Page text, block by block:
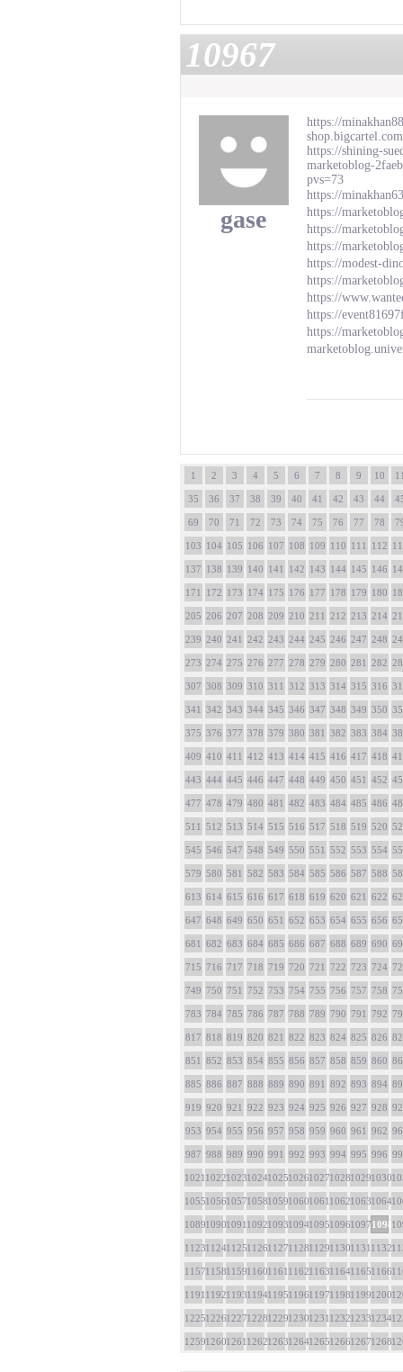
10967
gase
https://
https://shining-
marketoblog-
pvs=73
https://
https://
https://
https://
https://modest-
https://
https://
https://
https://
1 2 3 4 5 6 7 8 9 10
35 36 37 38 39 40 41 42 43 44
69 70 71 72 73 74 75 76 77 78
103 104 105 106 107 108 109 110 111 112
137 138 139 140 141 142 143 144 145 146
171 172 173 174 175 176 177 178 179 180
205 206 207 208 209 210 211 212 213 214
239 240 241 242 243 244 245 246 247 248
273 274 275 276 277 278 279 280 281 282
307 308 309 310 311 312 313 314 315 316
341 342 343 344 345 346 347 348 349 350
375 376 377 378 379 380 381 382 383 384
409 410 411 412 413 414 415 416 417 418
443 444 445 446 447 448 449 450 451 452
477 478 479 480 481 482 483 484 485 486
511 512 513 514 515 516 517 518 519 520
545 546 547 548 549 550 551 552 553 554
579 580 581 582 583 584 585 586 587 588
613 614 615 616 617 618 619 620 621 622
647 648 649 650 651 652 653 654 655 656
681 682 683 684 685 686 687 688 689 690
715 716 717 718 719 720 721 722 723 724
749 750 751 752 753 754 755 756 757 758
783 784 785 786 787 788 789 790 791 792
817 818 819 820 821 822 823 824 825 826
851 852 853 854 855 856 857 858 859 860
885 886 887 888 889 890 891 892 893 894
919 920 921 922 923 924 925 926 927 928
953 954 955 956 957 958 959 960 961 962
987 988 989 990 991 992 993 994 995 996
1021102210231024102510261027102810291030
1055105610571058105910601061106210631064
1089109010911092109310941095109610971098
1123112411251126112711281129113011311132
1157115811591160116111621163116411651166
1191119211931194119511961197119811991200
1225122612271228122912301231123212331234
1259126012611262126312641265126612671268